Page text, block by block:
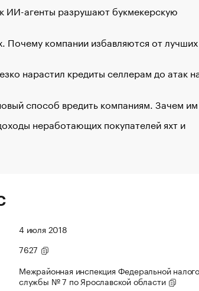
ИИ-агенты разрушают букмекерскую
Почему компании избавляются от лучших
нарастил кредиты селлерам до атак
способ вредить компаниям. Зачем
неработающих покупателей яхт и
4 июля 2018
7627
Межрайонная инспекция Федеральной
службы № 7 по Ярославской области